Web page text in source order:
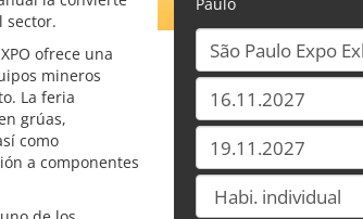
sector.
ofrece una
mineros
La feria
grúas,
como
a componentes